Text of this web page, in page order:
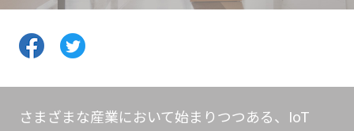
さまざまな産業において始まりつつある、IoT